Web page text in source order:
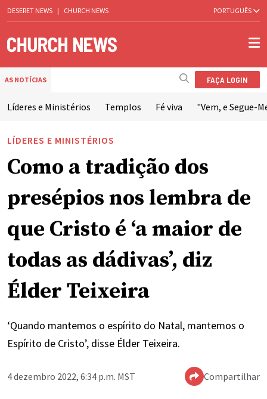
DESERET NEWS | CHURCH NEWS PORTUGUÊS
AS NOTÍCIAS FAÇA LOGIN
Líderes e Ministérios Templos Fé viva "Vem, e Segue-
LÍDERES E MINISTÉRIOS
Como a tradição dos
presépios nos lembra de
que Cristo é ‘a maior de
todas as dádivas’, diz
Élder Teixeira
‘Quando mantemos o espírito do Natal, mantemos o
Espírito de Cristo’, disse Élder Teixeira.
4 dezembro 2022, 6:34 p.m. MST Compartilhar